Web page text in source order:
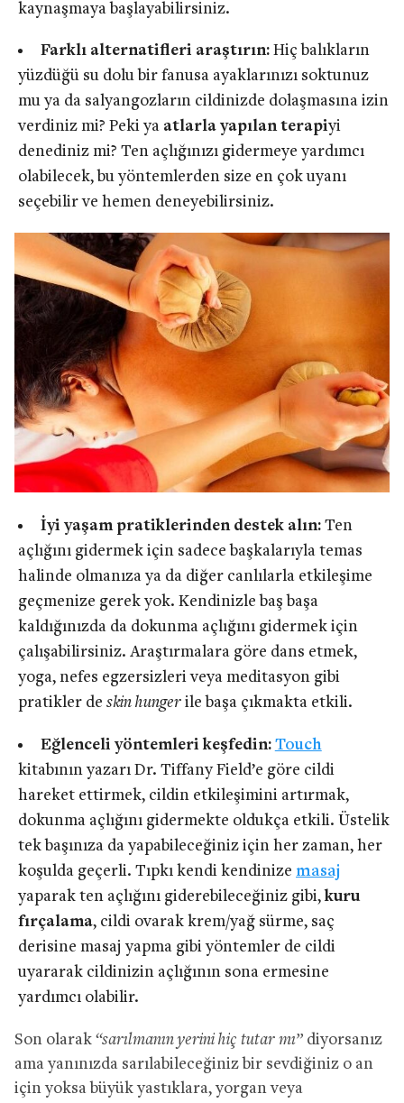
kaynaşmaya başlayabilirsiniz.
Farklı alternatifleri araştırın:Hiç balıkların
yüzdüğü su dolu bir fanusa ayaklarınızı soktunuz
mu ya da salyangozların cildinizde dolaşmasına izin
verdiniz mi? Peki ya atlarla yapılan terapiyi
denediniz mi? Ten açlığınızı gidermeye yardımcı
olabilecek, bu yöntemlerden size en çok uyanı
seçebilir ve hemen deneyebilirsiniz.
İyi yaşam pratiklerinden destek alın:Ten
açlığını gidermek için sadece başkalarıyla temas
halinde olmanıza ya da diğer canlılarla etkileşime
geçmenize gerek yok. Kendinizle baş başa
kaldığınızda da dokunma açlığını gidermek için
çalışabilirsiniz. Araştırmalara göre dans etmek,
yoga, nefes egzersizleri veya meditasyon gibi
pratikler de skin hunger ile başa çıkmakta etkili.
Eğlenceli yöntemleri keşfedin: Touch
kitabının yazarı Dr. Tiffany Field’e göre cildi
hareket ettirmek, cildin etkileşimini artırmak,
dokunma açlığını gidermekte oldukça etkili. Üstelik
tek başınıza da yapabileceğiniz için her zaman, her
koşulda geçerli. Tıpkı kendi kendinize masaj
yaparak ten açlığını giderebileceğiniz gibi, kuru
fırçalama, cildi ovarak krem/yağ sürme, saç
derisine masaj yapma gibi yöntemler de cildi
uyararak cildinizin açlığının sona ermesine
yardımcı olabilir.
Son olarak “sarılmanın yerini hiç tutar mı” diyorsanız
ama yanınızda sarılabileceğiniz bir sevdiğiniz o an
için yoksa büyük yastıklara, yorgan veya